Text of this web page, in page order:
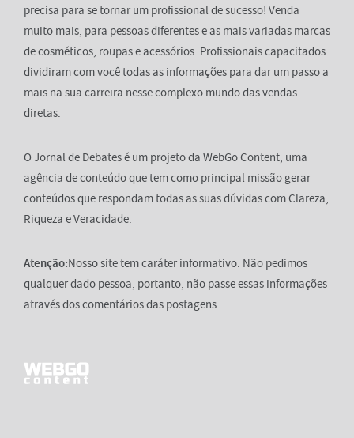
precisa para se tornar um profissional de sucesso! Venda
muito mais, para pessoas diferentes e as mais variadas marcas
de cosméticos, roupas e acessórios. Profissionais capacitados
dividiram com você todas as informações para dar um passo a
mais na sua carreira nesse complexo mundo das vendas
diretas.
O Jornal de Debates é um projeto da WebGo Content, uma
agência de conteúdo que tem como principal missão gerar
conteúdos que respondam todas as suas dúvidas com Clareza,
Riqueza e Veracidade.
Atenção:Nosso site tem caráter informativo. Não pedimos
qualquer dado pessoa, portanto, não passe essas informações
através dos comentários das postagens.